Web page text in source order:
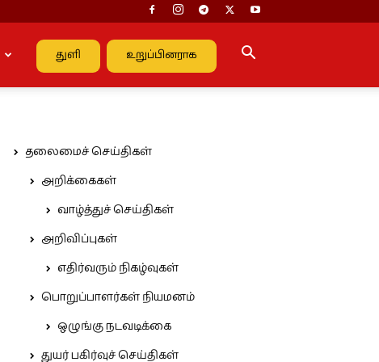
துளி உறுப்பினராக
தலைமைச் செய்திகள்
அறிக்கைகள்
வாழ்த்துச் செய்திகள்
அறிவிப்புகள்
எதிர்வரும் நிகழ்வுகள்
பொறுப்பாளர்கள் நியமனம்
ஒழுங்கு நடவடிக்கை
துயர் பகிர்வுச் செய்திகள்